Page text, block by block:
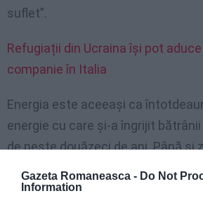
Gazeta Romaneasca - Do Not
Information
suflet”.
Refugiații din Ucraina își pot
companie în Italia
Energia este aceeași ca
energie cu care și-a îngrijit
de peste douăzeci de ani. Până și
același: spontan, chiar și acum că
trebui consolată este ea însăși.